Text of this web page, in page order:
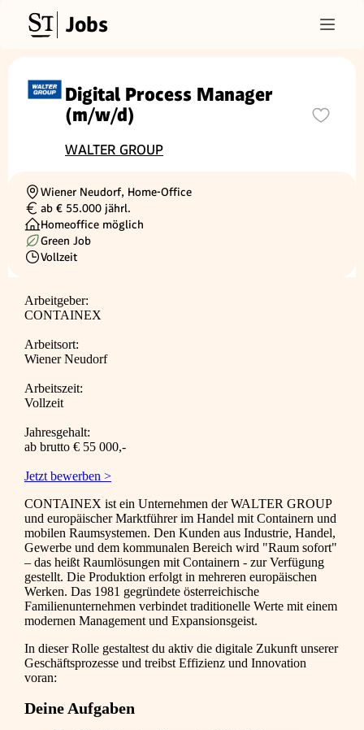
Jobs
Digital Process Manager
(m/w/d)
WALTER GROUP
Ortschaft
Wiener Neudorf, Home-Office
Gehalt
ab € 55.000 jährl.
Homeoffice möglich
Green Job
Beschäftigungsart
Vollzeit
Arbeitgeber:
CONTAINEX
Arbeitsort:
Wiener Neudorf
Arbeitszeit:
Vollzeit
Jahresgehalt:
ab brutto € 55 000,-
Jetzt bewerben >
CONTAINEX ist ein Unternehmen der WALTER GROUP
und europäischer Marktführer im Handel mit Containern und
mobilen Raumsystemen. Den Kunden aus Industrie, Handel,
Gewerbe und dem kommunalen Bereich wird "Raum sofort"
– das heißt Raumlösungen mit Containern - zur Verfügung
gestellt. Die Produktion erfolgt in mehreren europäischen
Werken. Das 1981 gegründete österreichische
Familienunternehmen verbindet traditionelle Werte mit einem
modernen Management und Expansionsgeist.
In dieser Rolle gestaltest du aktiv die digitale Zukunft unserer
Geschäftsprozesse und treibst Effizienz und Innovation
voran:
Deine Aufgaben